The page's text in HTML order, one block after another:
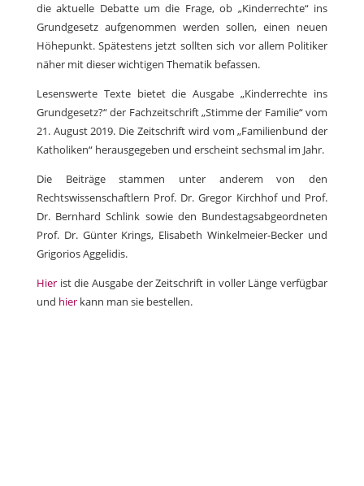
die aktuelle Debatte um die Frage, ob „Kinderrechte“ ins
Grundgesetz aufgenommen werden sollen, einen neuen
Höhepunkt. Spätestens jetzt sollten sich vor allem Politiker
näher mit dieser wichtigen Thematik befassen.
Lesenswerte Texte bietet die Ausgabe „Kinderrechte ins
Grundgesetz?“ der Fachzeitschrift „Stimme der Familie“ vom
21. August 2019. Die Zeitschrift wird vom „Familienbund der
Katholiken“ herausgegeben und erscheint sechsmal im Jahr.
Die Beiträge stammen unter anderem von den
Rechtswissenschaftlern Prof. Dr. Gregor Kirchhof und Prof.
Dr. Bernhard Schlink sowie den Bundestagsabgeordneten
Prof. Dr. Günter Krings, Elisabeth Winkelmeier-Becker und
Grigorios Aggelidis.
Hierist die Ausgabe der Zeitschrift in voller Länge verfügbar
und hierkann man sie bestellen.